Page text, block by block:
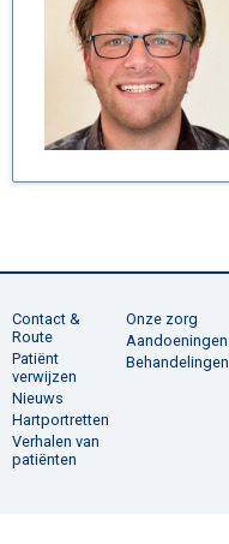
Contact &
Route
Patiënt
verwijzen
Nieuws
Hartportretten
Verhalen van
patiënten
Onze zorg
Aandoeningen
Behandelingen